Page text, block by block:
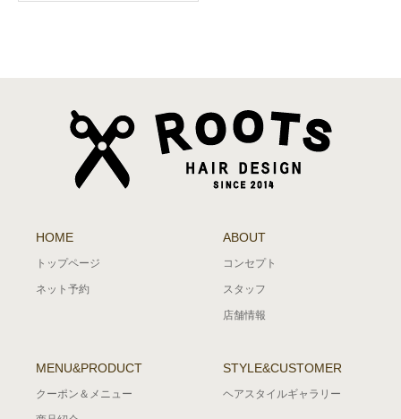
HOME
トップページ
ネット予約
ABOUT
コンセプト
スタッフ
店舗情報
MENU&PRODUCT
クーポン＆メニュー
STYLE&CUSTOMER
ヘアスタイルギャラリー